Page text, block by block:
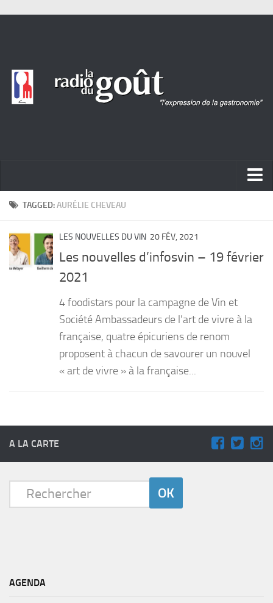
ACTUALITÉ
PORTRAITS
LIVRES
Entrées
Desserts
TAGGED:AURÉLIE CHEVEAU
LES NOUVELLES DU VIN 20 FÉV, 2021
Les nouvelles d’infosvin – 19 février
2021
4 foodistars pour la campagne de Vin et
Société Ambassadeurs de l’art de vivre à la
française, quatre épicuriens de renom
proposent à chacun de savourer un nouvel
« art de vivre » à la française...
A LA CARTE
AGENDA